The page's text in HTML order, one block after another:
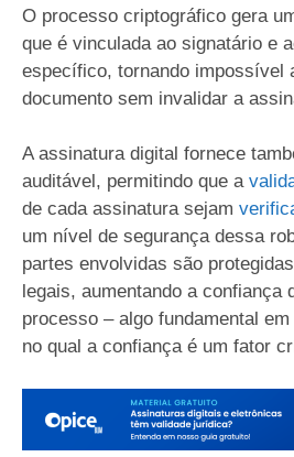
O processo criptográfico gera
que é vinculada ao signatário e
específico, tornando impossível
documento sem invalidar a
A assinatura digital fornece
auditável, permitindo que a
de cada assinatura sejam
um nível de segurança dessa
partes envolvidas são
legais, aumentando a confiança
processo – algo fundamental
no qual a confiança é um fator